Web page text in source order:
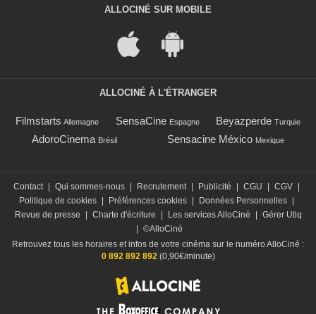
ALLOCINÉ SUR MOBILE
ALLOCINÉ À L'ÉTRANGER
Filmstarts Allemagne SensaCine Espagne Beyazperde Turquie
AdoroCinema Brésil Sensacine México Mexique
Contact Qui sommes-nous Recrutement Publicité CGU CGV
Politique de cookies
Préférences cookies Données Personnelles
Revue de presse
Charte d'écriture Les services AlloCiné
Gérer Utiq
©AlloCiné
Retrouvez tous les horaires et infos de votre cinéma sur le numéro AlloCiné :
0 892 892 892(0,90€/minute)